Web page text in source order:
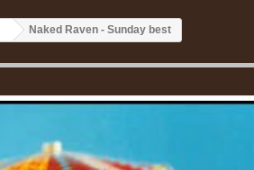
Naked Raven - Sunday best